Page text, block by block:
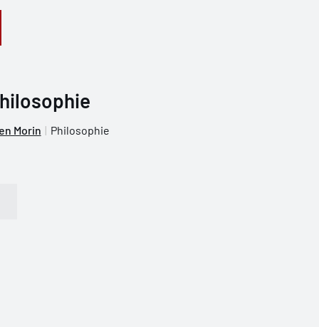
Morin Philosophie